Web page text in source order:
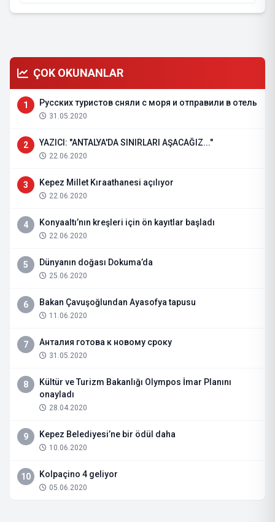
serinlemeye çalıştı.
ÇOK OKUNANLAR
1 Русских туристов сняли с моря и отправили в отель
31.05.2020
2 YAZICI: "ANTALYA'DA SINIRLARI AŞACAĞIZ..."
22.06.2020
3 Kepez Millet Kıraathanesi açılıyor
22.06.2020
4 Konyaaltı’nın kreşleri için ön kayıtlar başladı
22.06.2020
5 Dünyanın doğası Dokuma’da
25.06.2020
6 Bakan Çavuşoğlundan Ayasofya tapusu
11.06.2020
7 Анталия готова к новому сроку
31.05.2020
8
Kültür ve Turizm Bakanlığı Olympos İmar Planını
onayladı
28.04.2020
9 Kepez Belediyesi’ne bir ödül daha
10.06.2020
10 Kolpaçino 4 geliyor
05.06.2020